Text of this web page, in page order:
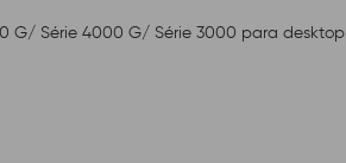
G/ Série 4000 G/ Série 3000 para desktop